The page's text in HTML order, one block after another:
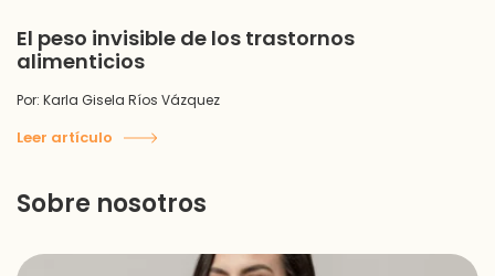
El peso invisible de los trastornos
alimenticios
Por: Karla Gisela Ríos Vázquez
Leer artículo
Sobre nosotros